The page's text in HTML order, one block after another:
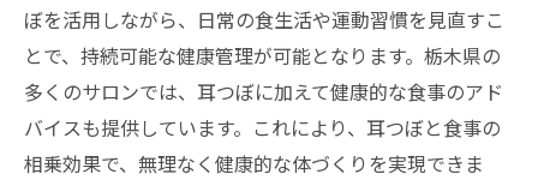
ぼを活用しながら、日常の食生活や運動習慣を見直すこ
とで、持続可能な健康管理が可能となります。栃木県の
多くのサロンでは、耳つぼに加えて健康的な食事のアド
バイスも提供しています。これにより、耳つぼと食事の
相乗効果で、無理なく健康的な体づくりを実現できま